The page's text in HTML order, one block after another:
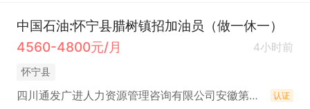
中国石油:怀宁县腊树镇招加油员（做一休一）
4560-4800元/月
4小时前
怀宁县
四川通发广进人力资源管理咨询有限公司安徽第一分公司 认证